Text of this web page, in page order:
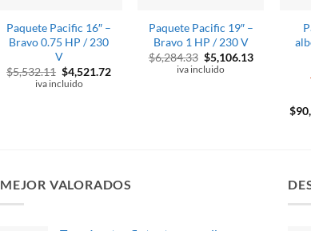
Paquete Pacific 16″ –
Bravo 0.75 HP / 230
V
$5,532.11 El
precio
$4,521.72El
iva incluido
Paquete Pacific 19″ –
Bravo 1 HP / 230 V
$6,284.33 El
precio
$5,106.13El
iva incluido
$
MEJOR VALORADOS